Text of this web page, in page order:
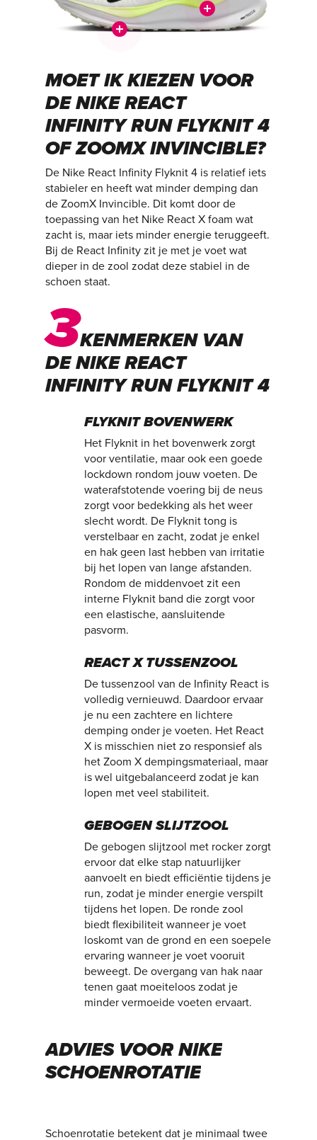
MOET IK KIEZEN VOOR
DE NIKE REACT
INFINITY RUN FLYKNIT 4
OF ZOOMX INVINCIBLE?
De Nike React Infinity Flyknit 4 is relatief iets
stabieler en heeft wat minder demping dan
de ZoomX Invincible. Dit komt door de
toepassing van het Nike React X foam wat
zacht is, maar iets minder energie teruggeeft.
Bij de React Infinity zit je met je voet wat
dieper in de zool zodat deze stabiel in de
schoen staat.
3KENMERKEN VAN
DE NIKE REACT
INFINITY RUN FLYKNIT 4
FLYKNIT BOVENWERK
Het Flyknit in het bovenwerk zorgt
voor ventilatie, maar ook een goede
lockdown rondom jouw voeten. De
waterafstotende voering bij de neus
zorgt voor bedekking als het weer
slecht wordt. De Flyknit tong is
verstelbaar en zacht, zodat je enkel
en hak geen last hebben van irritatie
bij het lopen van lange afstanden.
Rondom de middenvoet zit een
interne Flyknit band die zorgt voor
een elastische, aansluitende
pasvorm.
REACT X TUSSENZOOL
De tussenzool van de Infinity React is
volledig vernieuwd. Daardoor ervaar
je nu een zachtere en lichtere
demping onder je voeten. Het React
X is misschien niet zo responsief als
het Zoom X dempingsmateriaal, maar
is wel uitgebalanceerd zodat je kan
lopen met veel stabiliteit.
GEBOGEN SLIJTZOOL
De gebogen slijtzool met rocker zorgt
ervoor dat elke stap natuurlijker
aanvoelt en biedt efficiëntie tijdens je
run, zodat je minder energie verspilt
tijdens het lopen. De ronde zool
biedt flexibiliteit wanneer je voet
loskomt van de grond en een soepele
ervaring wanneer je voet vooruit
beweegt. De overgang van hak naar
tenen gaat moeiteloos zodat je
minder vermoeide voeten ervaart.
ADVIES VOOR NIKE
SCHOENROTATIE
Schoenrotatie betekent dat je minimaal twee